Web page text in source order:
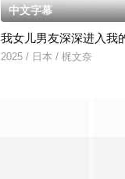
中文字幕
我女儿男友深深进入我
2025 / 日本 / 梶文奈